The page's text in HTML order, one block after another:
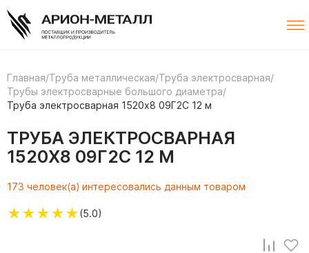
Главная/Труба металлическая/Труба электросварная/
Трубы электросварные большого диаметра/
Труба электросварная 1520х8 09Г2С 12 м
ТРУБА ЭЛЕКТРОСВАРНАЯ
1520Х8 09Г2С 12 М
173 человек(а) интересовались данным товаром
★★★★★(5.0)